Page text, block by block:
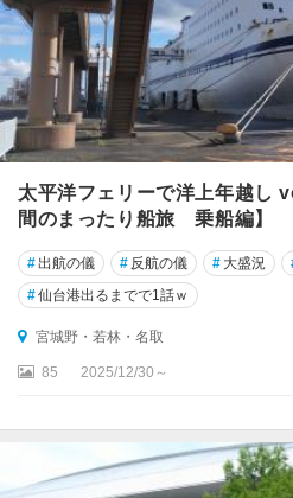
島
・
多
賀
城
石
巻
・
気
仙
沼
・
牡
半
首
太平洋フェリーで洋上年越し
間のまったり船旅 乗船編】
#出航の儀 # 反航の儀 # 大盛況
#仙台港出るまでで1話ｗ
宮城野・若林・名取
85 2025/12/30～